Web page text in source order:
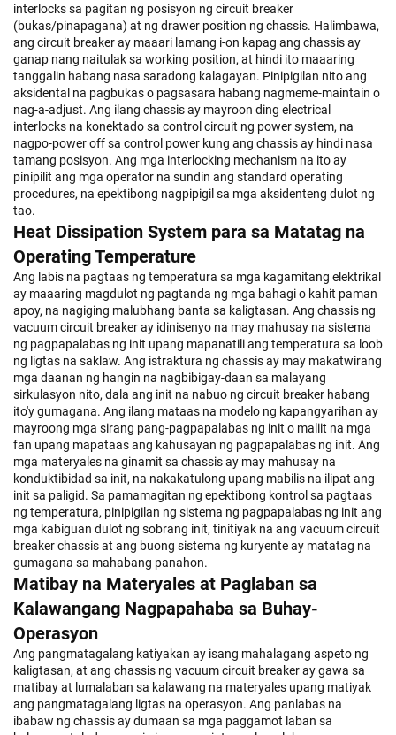
interlocks sa pagitan ng posisyon ng circuit breaker
(bukas/pinapagana) at ng drawer position ng chassis. Halimbawa,
ang circuit breaker ay maaari lamang i-on kapag ang chassis ay
ganap nang naitulak sa working position, at hindi ito maaaring
tanggalin habang nasa saradong kalagayan. Pinipigilan nito ang
aksidental na pagbukas o pagsasara habang nagmeme-maintain o
nag-a-adjust. Ang ilang chassis ay mayroon ding electrical
interlocks na konektado sa control circuit ng power system, na
nagpo-power off sa control power kung ang chassis ay hindi nasa
tamang posisyon. Ang mga interlocking mechanism na ito ay
pinipilit ang mga operator na sundin ang standard operating
procedures, na epektibong nagpipigil sa mga aksidenteng dulot ng
tao.
Heat Dissipation System para sa Matatag na
Operating Temperature
Ang labis na pagtaas ng temperatura sa mga kagamitang elektrikal
ay maaaring magdulot ng pagtanda ng mga bahagi o kahit paman
apoy, na nagiging malubhang banta sa kaligtasan. Ang chassis ng
vacuum circuit breaker ay idinisenyo na may mahusay na sistema
ng pagpapalabas ng init upang mapanatili ang temperatura sa loob
ng ligtas na saklaw. Ang istraktura ng chassis ay may makatwirang
mga daanan ng hangin na nagbibigay-daan sa malayang
sirkulasyon nito, dala ang init na nabuo ng circuit breaker habang
ito'y gumagana. Ang ilang mataas na modelo ng kapangyarihan ay
mayroong mga sirang pang-pagpapalabas ng init o maliit na mga
fan upang mapataas ang kahusayan ng pagpapalabas ng init. Ang
mga materyales na ginamit sa chassis ay may mahusay na
konduktibidad sa init, na nakakatulong upang mabilis na ilipat ang
init sa paligid. Sa pamamagitan ng epektibong kontrol sa pagtaas
ng temperatura, pinipigilan ng sistema ng pagpapalabas ng init ang
mga kabiguan dulot ng sobrang init, tinitiyak na ang vacuum circuit
breaker chassis at ang buong sistema ng kuryente ay matatag na
gumagana sa mahabang panahon.
Matibay na Materyales at Paglaban sa
Kalawangang Nagpapahaba sa Buhay-
Operasyon
Ang pangmatagalang katiyakan ay isang mahalagang aspeto ng
kaligtasan, at ang chassis ng vacuum circuit breaker ay gawa sa
matibay at lumalaban sa kalawang na materyales upang matiyak
ang pangmatagalang ligtas na operasyon. Ang panlabas na
ibabaw ng chassis ay dumaan sa mga paggamot laban sa